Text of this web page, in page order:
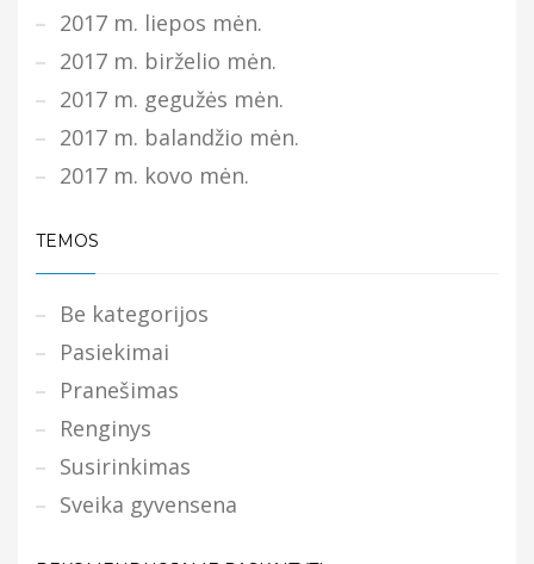
2017 m. liepos mėn.
2017 m. birželio mėn.
2017 m. gegužės mėn.
2017 m. balandžio mėn.
2017 m. kovo mėn.
TEMOS
Be kategorijos
Pasiekimai
Pranešimas
Renginys
Susirinkimas
Sveika gyvensena